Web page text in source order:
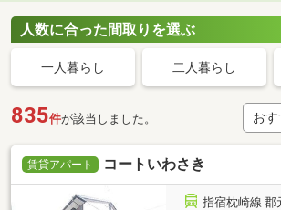
人数に合った間取りを選ぶ
一人暮らし 二人暮らし
835件が該当しました。
賃貸アパート コートいわさき
指宿枕崎線 郡